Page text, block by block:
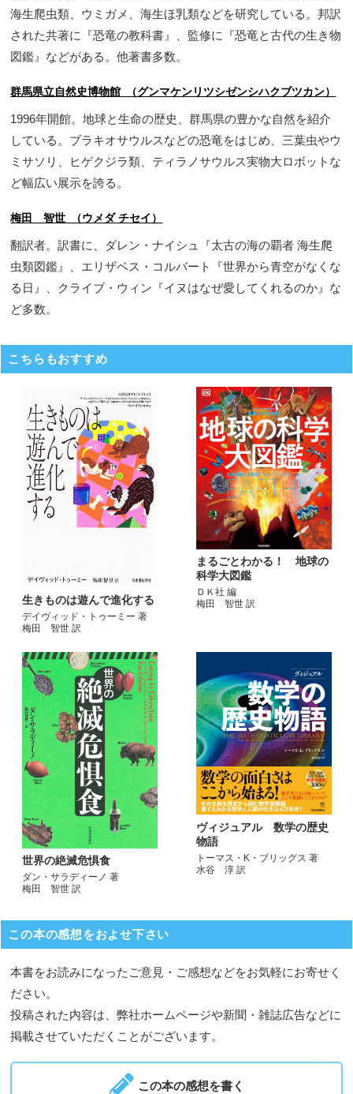
海生爬虫類、ウミガメ、海生ほ乳類などを研究している。邦訳
された共著に『恐竜の教科書』、監修に『恐竜と古代の生き物
図鑑』などがある。他著書多数。
群馬県立自然史博物館 （グンマケンリツシゼンシハクブツカン）
1996年開館。地球と生命の歴史、群馬県の豊かな自然を紹介
している。ブラキオサウルスなどの恐竜をはじめ、三葉虫やウ
ミサソリ、ヒゲクジラ類、ティラノサウルス実物大ロボットな
ど幅広い展示を誇る。
梅田 智世 （ウメダ チセイ）
翻訳者。訳書に、ダレン・ナイシュ『太古の海の覇者 海生爬
虫類図鑑』、エリザベス・コルバート『世界から青空がなくな
る日』、クライブ・ウィン『イヌはなぜ愛してくれるのか』な
ど多数。
こちらもおすすめ
生きものは遊んで進化する
デイヴィッド・トゥーミー 著
梅田 智世 訳
まるごとわかる！ 地球の
科学大図鑑
ＤＫ社 編
梅田 智世 訳
世界の絶滅危惧食
ダン・サラディーノ 著
梅田 智世 訳
ヴィジュアル 数学の歴史
物語
トーマス・K・ブリッグス 著
水谷 淳 訳
この本の感想をおよせ下さい
本書をお読みになったご意見・ご感想などをお気軽にお寄せく
ださい。
投稿された内容は、弊社ホームページや新聞・雑誌広告などに
掲載させていただくことがございます。
この本の感想を書く